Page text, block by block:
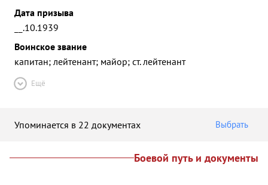
Дата призыва
__.10.1939
Воинское звание
капитан; лейтенант; майор; ст. лейтенант
Ещё
Упоминается в 22 документах Выбрать
Боевой путь и документы